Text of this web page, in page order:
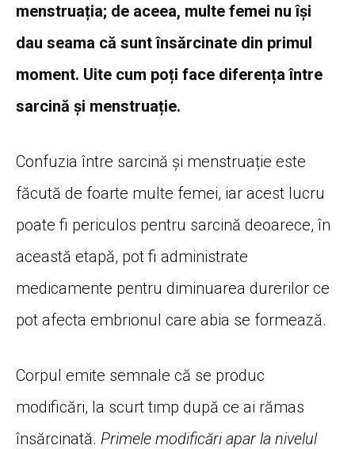
menstruația; de aceea, multe femei nu își
dau seama că sunt însărcinate din primul
moment. Uite cum poți face diferența între
sarcină și menstruație.
Confuzia între sarcină și menstruație este
făcută de foarte multe femei, iar acest lucru
poate fi periculos pentru sarcină deoarece, în
această etapă, pot fi administrate
medicamente pentru diminuarea durerilor ce
pot afecta embrionul care abia se formează.
Corpul emite semnale că se produc
modificări, la scurt timp după ce ai rămas
însărcinată. Primele modificări apar la nivelul